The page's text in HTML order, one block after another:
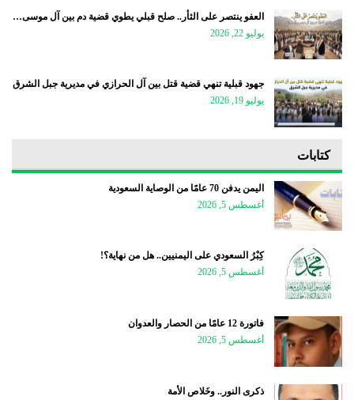
العفو ينتصر على الثأر.. صلح قبلي يطوي قضية دم بين آل موسى…
يوليو 22, 2026
جهود قبلية تنهي قضية قتل بين آل الحرازي في مديرية جبل الشرق
يوليو 19, 2026
كتابات
اليمن يدفن 70 عامًا من الوصاية السعودية
أغسطس 5, 2026
كِبْرُ السعودي على اليمنيين.. هل من نهاية؟!
أغسطس 5, 2026
فاتورة 12 عامًا من الحصار والعدوان
أغسطس 5, 2026
ذكرى النور.. وخَلاص الأمة